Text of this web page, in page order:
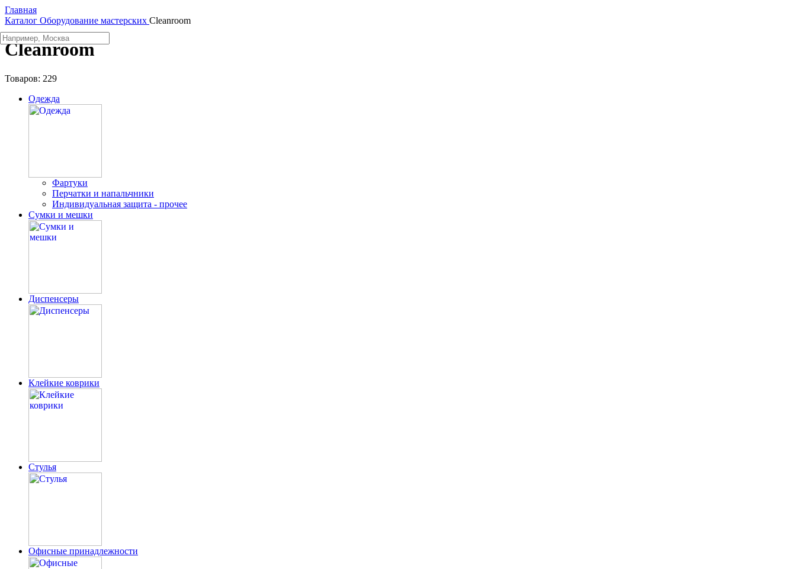
Главная
Каталог Оборудование мастерских Cleanroom
Cleanroom
Товаров: 229
Одежда
Фартуки
Перчатки и напальчники
Индивидуальная защита - прочее
Сумки и мешки
Диспенсеры
Клейкие коврики
Стулья
Офисные принадлежности